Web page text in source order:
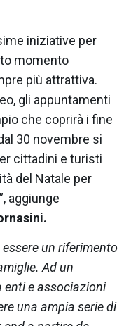
iniziative per
momento
più attrattiva.
gli appuntamenti
che coprirà i fine
30 novembre si
cittadini e turisti
del Natale per
aggiunge
un riferimento
Ad un
enti e associazioni
una ampia serie di